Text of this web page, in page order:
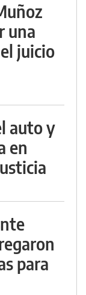
una
juicio
auto y
en
para